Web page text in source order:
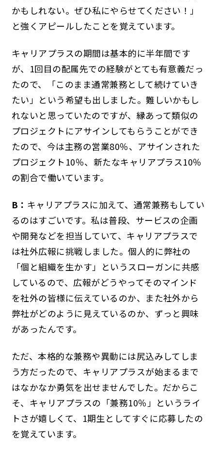
かもしれない。ぜひ私にやらせてください！」
と強くアピールしたことを覚えています。
キャリアプラスの期間は基本的に半年間です
が、1回目の配属先での経験がとても有意義だっ
たので、「このまま通常兼務として続けていき
たい」という希望も出しました。難しいかもし
れないと思っていたのですが、縁あって類似の
プロジェクトにアサインしてもらうことができ
たので、今は主務の営業80％、アサインされた
プロジェクト10％、新たなキャリアプラス10％
の割合で働いています。
B： キャリアプラスに加えて、通常兼務もしてい
るのはすごいです。私は普段、サービスの企画
や開発などを担当していて、キャリアプラスで
は社外広報に挑戦しました。個人的に弊社の
「個と組織を生かす」というスローガンに共感
しているので、広報がどうやってそのマインド
を社外の皆様に伝えているのか、また社外から
弊社がどのように見えているのか、ずっと興味
があったんです。
ただ、本格的な兼務や異動には尻込みしてしま
う方だったので、キャリアプラスが始まるまで
はなかなか勇気を出せませんでした。だからこ
そ、キャリアプラスの「兼務10％」というライ
トさが嬉しくて、1期生としてすぐに応募したの
を覚えています。